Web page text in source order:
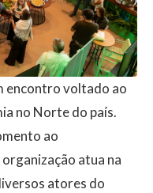
encontro voltado ao
no Norte do país.
ao
atua na
atores do